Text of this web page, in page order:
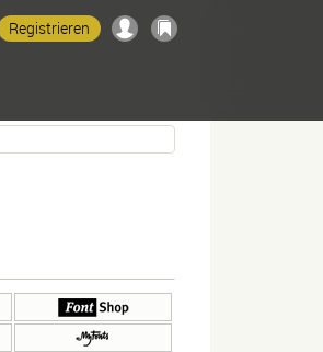
Registrieren